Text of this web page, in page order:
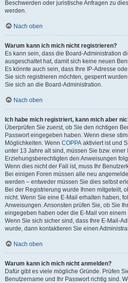
Beschwerden oder juristische Anfragen zu
werden.
Nach oben
Warum kann ich mich nicht registrieren?
Es kann sein, dass die Board-Administration
ausgeschaltet hat, damit sich keine neuen
Es könnte auch sein, dass Ihre IP-Adresse
Sie sich registrieren möchten, gesperrt
Sie sich an die Board-Administration.
Nach oben
Ich habe mich registriert, kann mich aber
Überprüfen Sie zuerst, ob Sie den richtigen
Passwort eingegeben haben. Wenn diese
Möglichkeiten. Wenn COPPA aktiviert ist und
unter 13 Jahre alt sind, müssen Sie bzw. einer
Erziehungsberechtigten den Anweisungen
Wenn dies nicht der Fall ist, muss Ihr
Bei einigen Foren müssen alle neu
werden – entweder müssen Sie dies selbst
Bei der Registrierung wurde Ihnen mitgeteilt,
nicht. Wenn Sie eine E-Mail erhalten haben,
Anweisungen. Ansonsten prüfen Sie, ob Sie
eingegeben haben oder die E-Mail von
Wenn Sie sich sicher sind, dass Ihre E-Mail-
wurde, dann kontaktieren Sie einen
Nach oben
Warum kann ich mich nicht anmelden?
Dafür gibt es viele mögliche Gründe. Prüfen
Benutzername und Ihr Passwort richtig sind.